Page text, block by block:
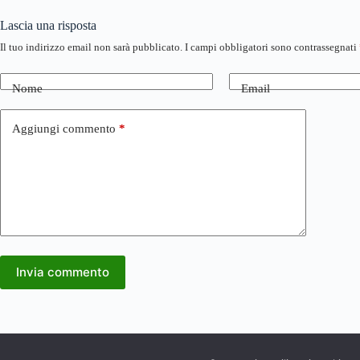
Lascia una risposta
Il tuo indirizzo email non sarà pubblicato. I campi obbligatori sono contrassegnati
Nome Email
Aggiungi commento *
Invia commento